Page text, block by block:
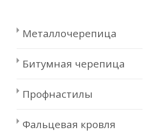
Металлочерепица
Битумная черепица
Профнастилы
Фальцевая кровля